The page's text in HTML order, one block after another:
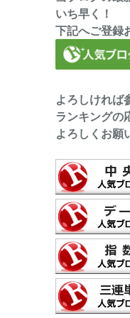
いち早く！
下記へご登録
よろしければ
ランキングの
よろしくお願